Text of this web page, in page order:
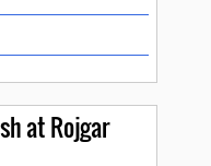
at Rojgar